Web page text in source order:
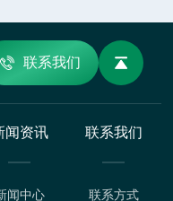
联系我们
闻资讯
闻中心
联系我们
联系方式